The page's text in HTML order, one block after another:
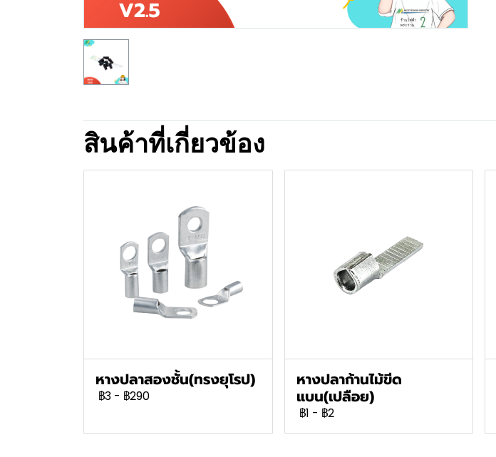
สินค้าที่เกี่ยวข้อง
หางปลาสองชั้น(ทรงยุโรป)
฿3 - ฿290
หางปลาก้านไม้ขีด
แบน(เปลือย)
฿1 - ฿2